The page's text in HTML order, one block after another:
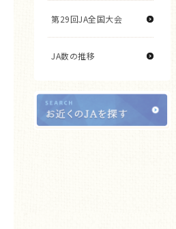
第29回JA全国大会
JA数の推移